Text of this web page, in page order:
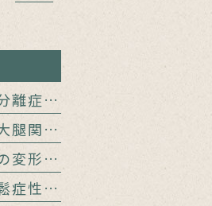
院内勉強会「腰椎分離症と腰痛」
院内勉強会「膝蓋大腿関節障害の病態」
院内勉強会 「足の変形をどう診る？」
院内勉強会「骨粗鬆症性椎体骨折に対するバルーン椎体形成術」